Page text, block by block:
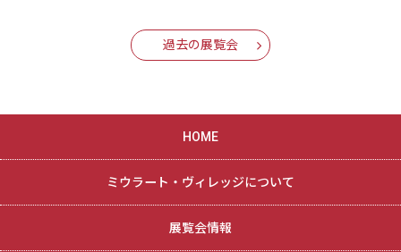
過去の展覧会
HOME
ミウラート・ヴィレッジについて
展覧会情報